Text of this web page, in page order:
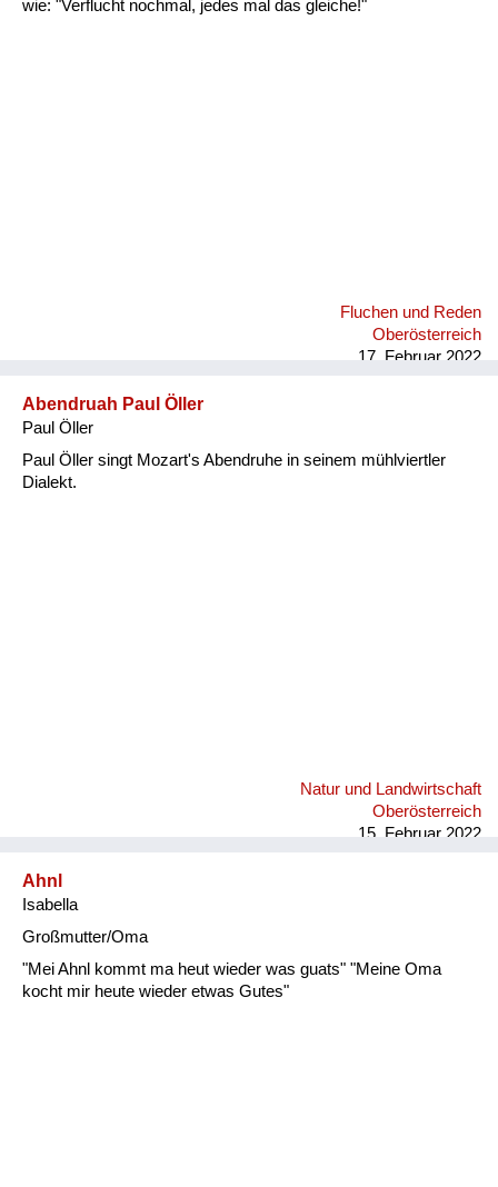
wie: "Verflucht nochmal, jedes mal das gleiche!"
Fluchen und Reden
Oberösterreich
17. Februar 2022
Abendruah Paul Öller
Paul Öller
Paul Öller singt Mozart's Abendruhe in seinem mühlviertler
Dialekt.
Natur und Landwirtschaft
Oberösterreich
15. Februar 2022
Ahnl
Isabella
Großmutter/Oma
"Mei Ahnl kommt ma heut wieder was guats" "Meine Oma
kocht mir heute wieder etwas Gutes"